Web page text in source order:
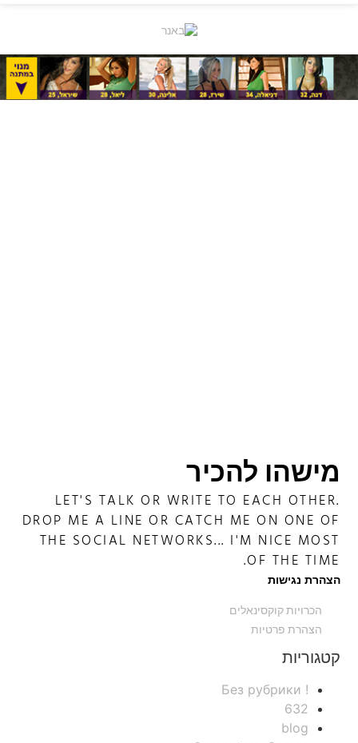
מישהו להכיר
LET'S TALK OR WRITE TO EACH OTHER.
DROP ME A LINE OR CATCH ME ON ONE OF
THE SOCIAL NETWORKS... I'M NICE MOST
OF THE TIME.
הצהרת נגישות
הכרויות קוקסינאלים
הצהרת פרטיות
קטגוריות
! Без рубрики
632
blog